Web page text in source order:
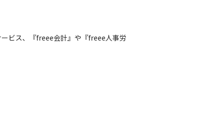
ビス、『freee会計』や『freee人事労